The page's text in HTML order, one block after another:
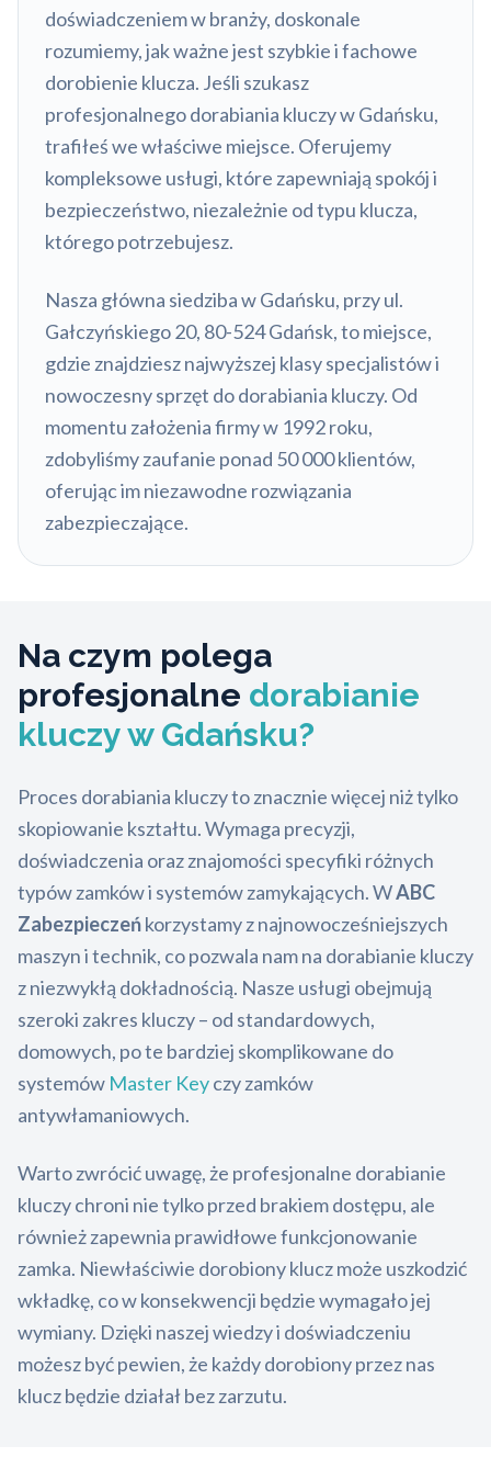
doświadczeniem w branży, doskonale
rozumiemy, jak ważne jest szybkie i fachowe
dorobienie klucza. Jeśli szukasz
profesjonalnego dorabiania kluczy w Gdańsku,
trafiłeś we właściwe miejsce. Oferujemy
kompleksowe usługi, które zapewniają spokój i
bezpieczeństwo, niezależnie od typu klucza,
którego potrzebujesz.
Nasza główna siedziba w Gdańsku, przy ul.
Gałczyńskiego 20, 80-524 Gdańsk, to miejsce,
gdzie znajdziesz najwyższej klasy specjalistów i
nowoczesny sprzęt do dorabiania kluczy. Od
momentu założenia firmy w 1992 roku,
zdobyliśmy zaufanie ponad 50 000 klientów,
oferując im niezawodne rozwiązania
zabezpieczające.
Na czym polega
profesjonalne dorabianie
kluczy w Gdańsku?
Proces dorabiania kluczy to znacznie więcej niż tylko
skopiowanie kształtu. Wymaga precyzji,
doświadczenia oraz znajomości specyfiki różnych
typów zamków i systemów zamykających. WABC
Zabezpieczeńkorzystamy z najnowocześniejszych
maszyn i technik, co pozwala nam na dorabianie kluczy
z niezwykłą dokładnością. Nasze usługi obejmują
szeroki zakres kluczy – od standardowych,
domowych, po te bardziej skomplikowane do
systemów Master Keyczy zamków
antywłamaniowych.
Warto zwrócić uwagę, że profesjonalne dorabianie
kluczy chroni nie tylko przed brakiem dostępu, ale
również zapewnia prawidłowe funkcjonowanie
zamka. Niewłaściwie dorobiony klucz może uszkodzić
wkładkę, co w konsekwencji będzie wymagało jej
wymiany. Dzięki naszej wiedzy i doświadczeniu
możesz być pewien, że każdy dorobiony przez nas
klucz będzie działał bez zarzutu.